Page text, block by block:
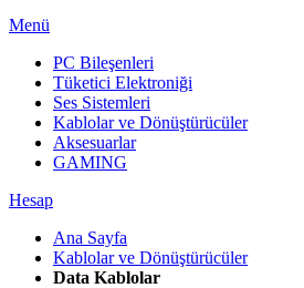
Menü
PC Bileşenleri
Tüketici Elektroniği
Ses Sistemleri
Kablolar ve Dönüştürücüler
Aksesuarlar
GAMING
Hesap
Ana Sayfa
Kablolar ve Dönüştürücüler
Data Kablolar